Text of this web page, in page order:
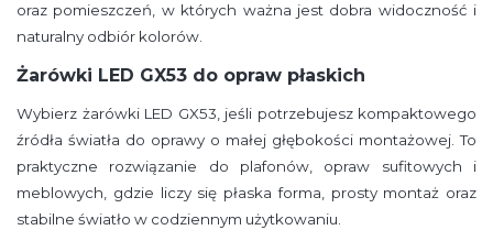
oraz pomieszczeń, w których ważna jest dobra widoczność i
naturalny odbiór kolorów.
Żarówki LED GX53 do opraw płaskich
Wybierz żarówki LED GX53, jeśli potrzebujesz kompaktowego
źródła światła do oprawy o małej głębokości montażowej. To
praktyczne rozwiązanie do plafonów, opraw sufitowych i
meblowych, gdzie liczy się płaska forma, prosty montaż oraz
stabilne światło w codziennym użytkowaniu.